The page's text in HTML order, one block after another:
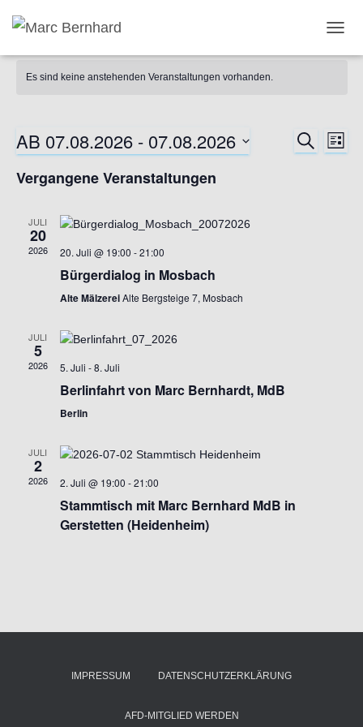
Es sind keine anstehenden Veranstaltungen vorhanden.
SUCHE
LIST
AB 07.08.2026 - 07.08.2026
wählen.
Vergangene Veranstaltungen
JULI
20
2026 20. Juli @ 19:00 -21:00
Bürgerdialog in Mosbach
Alte MälzereiAlte Bergsteige 7, Mosbach
JULI
5
2026 5. Juli -8. Juli
Berlinfahrt von Marc Bernhardt, MdB
Berlin
JULI
2
2026 2. Juli @ 19:00 -21:00
Stammtisch mit Marc Bernhard MdB in
Gerstetten (Heidenheim)
IMPRESSUM DATENSCHUTZERKLÄRUNG
AFD-MITGLIED WERDEN